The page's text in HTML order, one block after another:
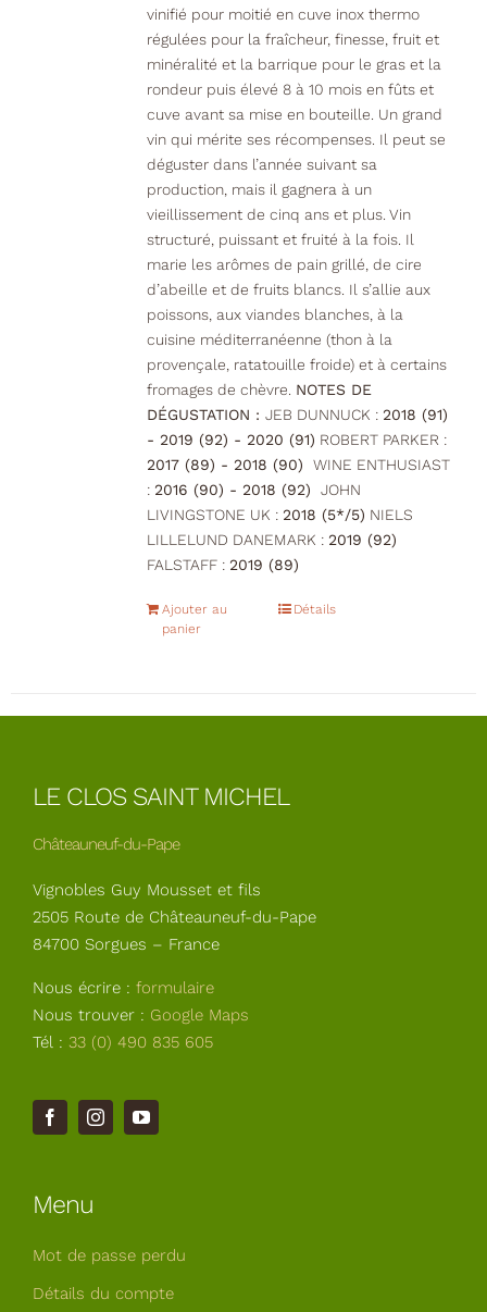
vinifié pour moitié en cuve inox thermo
régulées pour la fraîcheur, finesse, fruit et
minéralité et la barrique pour le gras et la
rondeur puis élevé 8 à 10 mois en fûts et
cuve avant sa mise en bouteille. Un grand
vin qui mérite ses récompenses. Il peut se
déguster dans l’année suivant sa
production, mais il gagnera à un
vieillissement de cinq ans et plus. Vin
structuré, puissant et fruité à la fois. Il
marie les arômes de pain grillé, de cire
d’abeille et de fruits blancs. Il s’allie aux
poissons, aux viandes blanches, à la
cuisine méditerranéenne (thon à la
provençale, ratatouille froide) et à certains
fromages de chèvre. NOTES DE
DÉGUSTATION : JEB DUNNUCK : 2018 (91)
- 2019 (92) - 2020 (91) ROBERT PARKER :
2017 (89) - 2018 (90)
WINE ENTHUSIAST
: 2016 (90) - 2018 (92)
JOHN
LIVINGSTONE UK : 2018 (5*/5) NIELS
LILLELUND DANEMARK : 2019 (92)
FALSTAFF : 2019 (89)
Ajouter au
panier
Détails
LE CLOS SAINT MICHEL
Châteauneuf-du-Pape
Vignobles Guy Mousset et fils
2505 Route de Châteauneuf-du-Pape
84700 Sorgues – France
Nous écrire : formulaire
Nous trouver : Google Maps
Tél : 33 (0) 490 835 605
Menu
Mot de passe perdu
Détails du compte